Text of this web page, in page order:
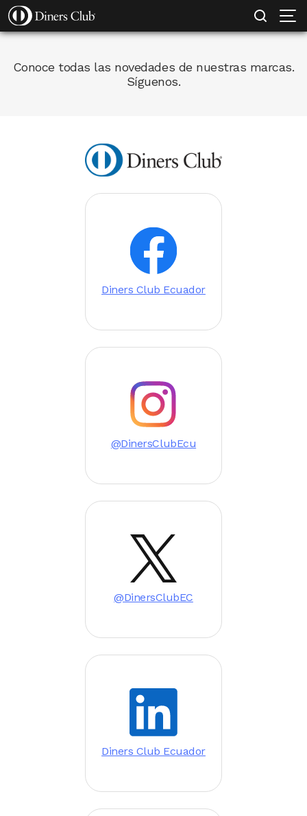
Pasar
al
principal
Canal
Conoce todas las novedades de nuestras marcas.
Síguenos.
Image
Image
Diners Club Ecuador
Image
@DinersClubEcu
Image
@DinersClubEC
Image
Diners Club Ecuador